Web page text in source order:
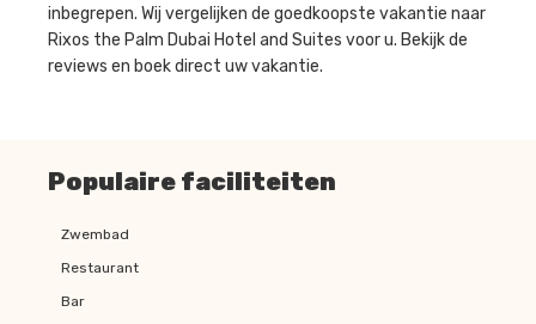
inbegrepen. Wij vergelijken de goedkoopste vakantie naar
Rixos the Palm Dubai Hotel and Suites voor u. Bekijk de
reviews en boek direct uw vakantie.
Populaire faciliteiten
Zwembad
Restaurant
Bar